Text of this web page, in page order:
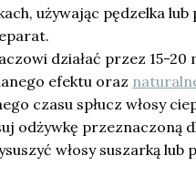
używając pędzelka
działać przez 15-20
efektu oraz
czasu spłucz włosy
odżywkę przeznaczoną
włosy suszarką lub